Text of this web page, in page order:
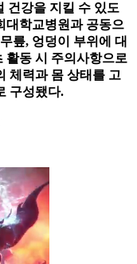
건강을 지킬 수 있도
대학교병원과 공동으
릎, 엉덩이 부위에 대
활동 시 주의사항으로
체력과 몸 상태를 고
구성됐다.